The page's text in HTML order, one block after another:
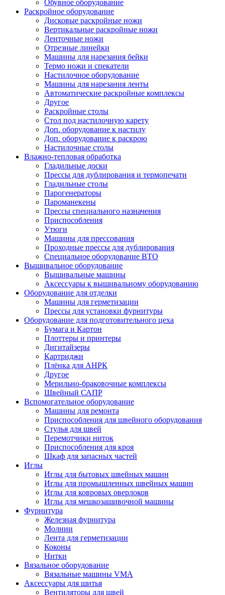
Обувное оборудование
Раскройное оборудование
Дисковые раскройные ножи
Вертикальные раскройные ножи
Ленточные ножи
Отрезные линейки
Машины для нарезания бейки
Термо ножи и спекатели
Настилочное оборудование
Машины для нарезания ленты
Автоматические раскройные комплексы
Другое
Раскройные столы
Стол под настилочную карету
Доп. оборудование к настилу
Доп. оборудование к раскрою
Настилочные столы
Влажно-тепловая обработка
Гладильные доски
Прессы для дублирования и термопечати
Гладильные столы
Парогенераторы
Пароманекены
Прессы специального назначения
Приспособления
Утюги
Машины для прессования
Проходные прессы для дублирования
Специальное оборудование ВТО
Вышивальное оборудование
Вышивальные машины
Аксессуары к вышивальному оборудованию
Оборудование для отделки
Машины для герметизации
Прессы для установки фурнитуры
Оборудование для подготовительного цеха
Бумага и Картон
Плоттеры и принтеры
Дигитайзеры
Картриджи
Плёнка для АНРК
Другое
Мерильно-браковочные комплексы
Швейный САПР
Вспомогательное оборудование
Машины для ремонта
Приспособления для швейного оборудования
Стулья для швей
Перемотчики ниток
Приспособления для кроя
Шкаф для запасных частей
Иглы
Иглы для бытовых швейных машин
Иглы для промышленных швейных машин
Иглы для ковровых оверлоков
Иглы для мешкозашивочной машины
Фурнитура
Железная фурнитура
Молнии
Лента для герметизации
Коконы
Нитки
Вязальное оборудование
Вязальные машины VMA
Аксессуары для шитья
Вентиляторы для швей